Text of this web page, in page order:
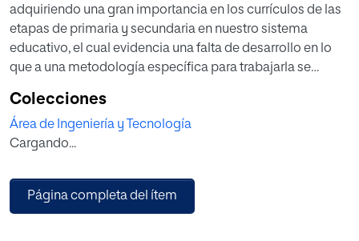
adquiriendo una gran importancia en los currículos de las
etapas de primaria y secundaria en nuestro sistema
educativo, el cual evidencia una falta de desarrollo en lo
que a una metodología específica para trabajarla se
probar la eficacia de un material multimedia interactivo
creado específicamente para el desarrollo de esta
competencia. Para ello, se ha trabajado con dos grupos de
materia de forma tradicional en uno de ellos y trabajando
con el material multimedia interactivo en el otro para,
Colecciones
Área de Ingeniería y Tecnología
Cargando...
Página completa del ítem